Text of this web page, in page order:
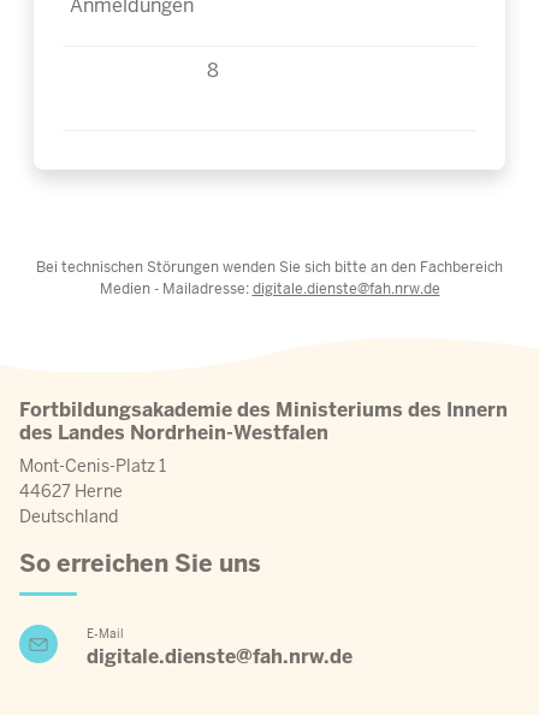
8
Bei technischen Störungen wenden Sie sich bitte an den Fachbereich
Medien - Mailadresse:digitale.dienste@fah.nrw.de
Fortbildungsakademie des Ministeriums des Innern
des Landes Nordrhein-Westfalen
Mont-Cenis-Platz 1
44627 Herne
Deutschland
So erreichen Sie uns
E-Mail
digitale.dienste@fah.nrw.de